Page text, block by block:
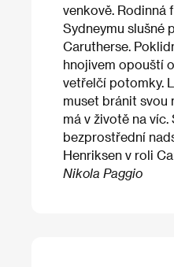
venkově. Rodinná
Sydneymu slušné
Carutherse.
hnojivem opouští
vetřelčí potomky.
muset bránit svou
má v životě na
bezprostřední
Henriksen v roli
Nikola Paggio